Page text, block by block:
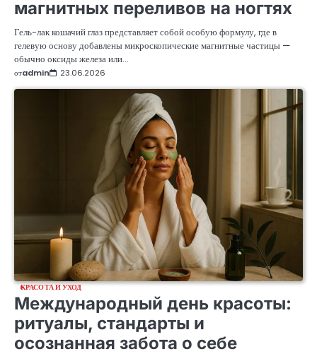
магнитных переливов на ногтях
Гель-лак кошачий глаз представляет собой особую формулу, где в
гелевую основу добавлены микроскопические магнитные частицы —
обычно оксиды железа или…
отadmin 23.06.2026
КРАСОТА И УХОД
Международный день красоты:
ритуалы, стандарты и
осознанная забота о себе